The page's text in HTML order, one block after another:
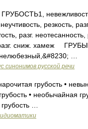
невежливость,
резкость,
разг. неотесанность,
разг. сниж. хамеж
…
синонимов русской речи
грубость •
• необычайная
…
идиоматики